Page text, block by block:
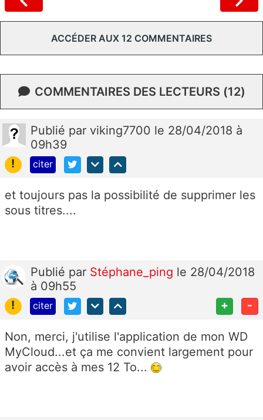
ACCÉDER AUX 12 COMMENTAIRES
COMMENTAIRES DES LECTEURS (12)
Publié par viking7700 le 28/04/2018 à
09h39
!
citer
et toujours pas la possibilité de supprimer les
sous titres....
Publié par Stéphane_ping le 28/04/2018
à 09h55
!
citer + -
Non, merci, j'utilise l'application de mon WD
MyCloud...et ça me convient largement pour
avoir accès à mes 12 To...